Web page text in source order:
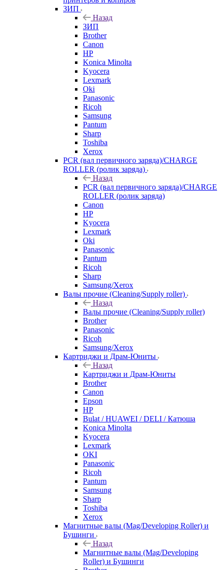
ЗИП
Назад
ЗИП
Brother
Canon
HP
Konica Minolta
Kyocera
Lexmark
Oki
Panasonic
Ricoh
Samsung
Pantum
Sharp
Toshiba
Xerox
PCR (вал первичного заряда)/CHARGE
ROLLER (ролик заряда)
Назад
PCR (вал первичного заряда)/CHARGE
ROLLER (ролик заряда)
Canon
HP
Kyocera
Lexmark
Oki
Panasonic
Pantum
Ricoh
Sharp
Samsung/Xerox
Валы прочие (Cleaning/Supply roller)
Назад
Валы прочие (Cleaning/Supply roller)
Brother
Panasonic
Ricoh
Samsung/Xerox
Картриджи и Драм-Юниты
Назад
Картриджи и Драм-Юниты
Brother
Canon
Epson
HP
Bulat / HUAWEI / DELI / Катюша
Konica Minolta
Kyocera
Lexmark
OKI
Panasonic
Ricoh
Pantum
Samsung
Sharp
Toshiba
Xerox
Магнитные валы (Mag/Developing Roller) и
Бушинги
Назад
Магнитные валы (Mag/Developing
Roller) и Бушинги